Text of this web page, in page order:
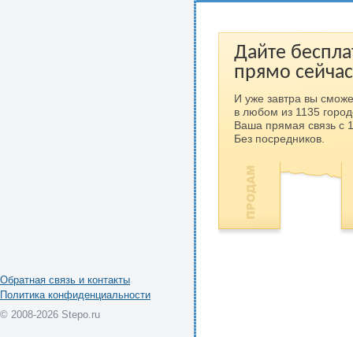
Дайте
прямо
И уже завтра вы
в любом из 1135
Ваша прямая связь с
Без посредников.
Обратная связь и контакты
Политика конфиденциальности
© 2008-2026 Stepo.ru